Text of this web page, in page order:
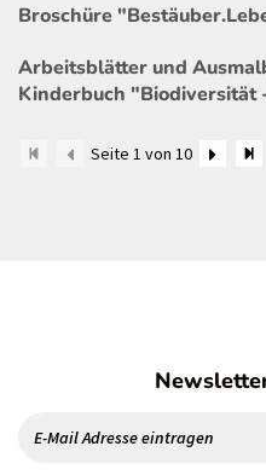
Broschüre
Arbeitsblätter und
Kinderbuch "Biodiversität
Seite 1 von 10